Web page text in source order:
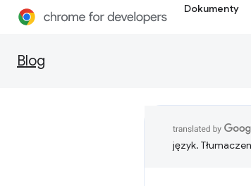
Dokumenty
Blog
język.